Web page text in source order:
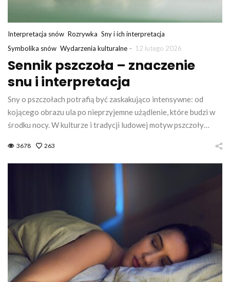
Interpretacja snów Rozrywka Sny i ich interpretacja
Symbolika snów Wydarzenia kulturalne - 12 lutego 2026
Sennik pszczoła – znaczenie
snu i interpretacja
Sny o pszczołach potrafią być zaskakująco intensywne: od
kojącego obrazu ula po nieprzyjemne użądlenie, które budzi w
środku nocy. W kulturze i tradycji ludowej motyw pszczoły…
3678 263